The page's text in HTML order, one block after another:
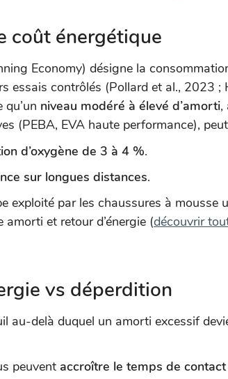
coût énergétique
Economy) désigne la
essais contrôlés (Pollard et al., 2023 ;
niveau modéré à élevé d’amorti,
(PEBA, EVA haute performance),
d’oxygène de 3 à 4 %.
sur longues distances.
exploité par les chaussures à mousse
amorti et retour d’énergie (découvrir
vs déperdition
au-delà duquel un amorti excessif
peuvent accroître le temps de contact